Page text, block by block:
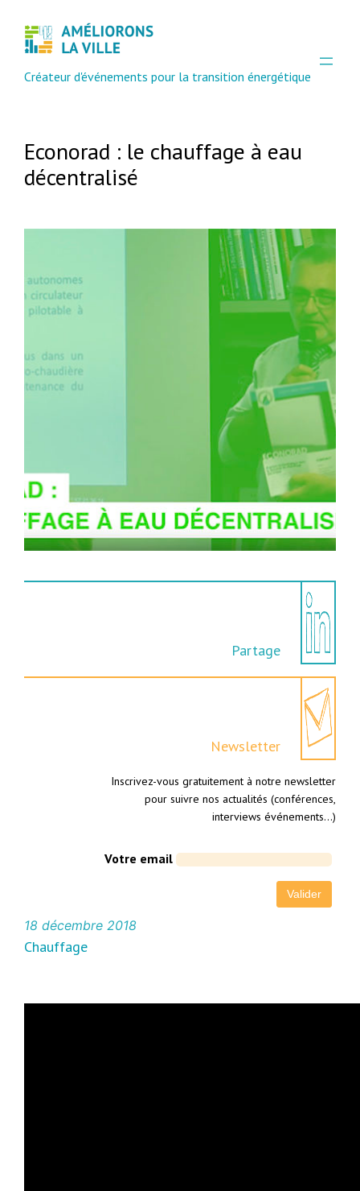
Créateur d'événements pour la transition énergétique
Econorad : le chauffage à eau
décentralisé
Partage
Newsletter
Inscrivez-vous gratuitement à notre newsletter
pour suivre nos actualités (conférences,
interviews événements…)
Votre email
18 décembre 2018
Chauffage